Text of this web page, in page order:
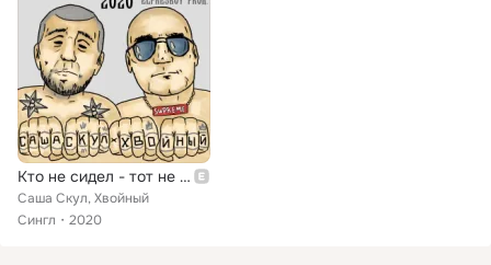
Кто не сидел - тот не русский
Саша Скул, Хвойный
Сингл
2020